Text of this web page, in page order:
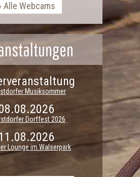
Alle Webcams
Musiksommer
Dorffest 2026
Lounge im Walserpark